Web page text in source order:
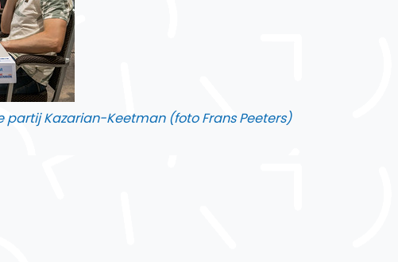
Kazarian-Keetman (foto Frans Peeters)